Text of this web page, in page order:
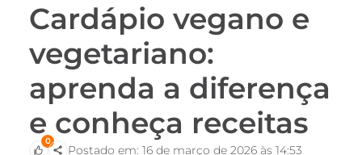
Cardápio vegano e
vegetariano:
aprenda a diferença
e conheça receitas
0
Postado em: 16 de março de 2026 às 14:53